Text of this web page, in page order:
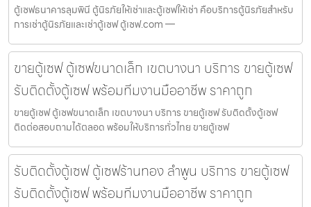
ตู้เซฟธนาคารลุมพินี ตู้นิรภัยให้เช่าและตู้เซฟให้เช่า คือบริการตู้นิรภัยสำหรับ
การเช่าตู้นิรภัยและเช่าตู้เซฟ ตู้เซฟ.com —
ขายตู้เซฟ ตู้เซฟขนาดเล็ก เขตบางนา บริการ ขายตู้เซฟ
รับติดตั้งตู้เซฟ พร้อมทีมงานมืออาชีพ ราคาถูก
ขายตู้เซฟ ตู้เซฟขนาดเล็ก เขตบางนา บริการ ขายตู้เซฟ รับติดตั้งตู้เซฟ
ติดต่อสอบถามได้ตลอด พร้อมให้บริการทั่วไทย ขายตู้เซฟ
รับติดตั้งตู้เซฟ ตู้เซฟร้านทอง ลำพูน บริการ ขายตู้เซฟ
รับติดตั้งตู้เซฟ พร้อมทีมงานมืออาชีพ ราคาถูก